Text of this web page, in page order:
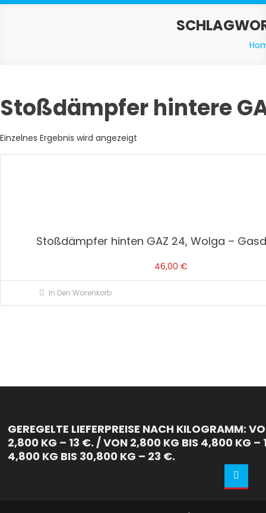
Stoßdämpfer hintere
Einzelnes Ergebnis wird angezeigt
Stoßdämpfer hinten GAZ 24, Wolga –
46,00 €
In Den Warenkorb
GEREGELTE LIEFERPREISE NACH KILOGRAMM:
2,800 KG – 13 €. / VON 2,800 KG BIS 4,800 KG –
4,800 KG BIS 30,800 KG – 23 €.